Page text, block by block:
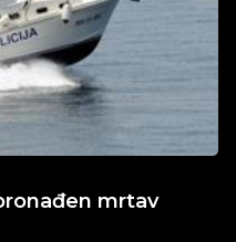
mrtav